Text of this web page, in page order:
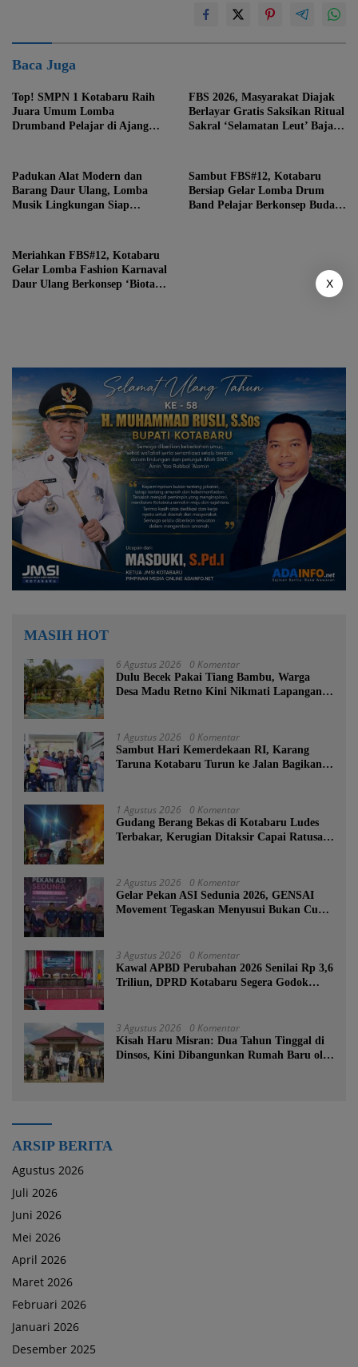
Baca Juga
Top! SMPN 1 Kotabaru Raih
Juara Umum Lomba
Drumband Pelajar di Ajang
FBS 2026, Masyarakat Diajak
Berlayar Gratis Saksikan Ritual
Sakral ‘Selamatan Leut’ Bajau
Padukan Alat Modern dan
Barang Daur Ulang, Lomba
Musik Lingkungan Siap
Sambut FBS#12, Kotabaru
Bersiap Gelar Lomba Drum
Band Pelajar Berkonsep Budaya
Meriahkan FBS#12, Kotabaru
Gelar Lomba Fashion Karnaval
Daur Ulang Berkonsep ‘Biota
MASIH HOT
6 Agustus 2026 0 Komentar
Dulu Becek Pakai Tiang Bambu, Warga
Desa Madu Retno Kini Nikmati Lapangan
1 Agustus 2026 0 Komentar
Sambut Hari Kemerdekaan RI, Karang
Taruna Kotabaru Turun ke Jalan Bagikan
1 Agustus 2026 0 Komentar
Gudang Berang Bekas di Kotabaru Ludes
Terbakar, Kerugian Ditaksir Capai Ratusan
2 Agustus 2026 0 Komentar
Gelar Pekan ASI Sedunia 2026, GENSAI
Movement Tegaskan Menyusui Bukan Cuma
3 Agustus 2026 0 Komentar
Kawal APBD Perubahan 2026 Senilai Rp 3,6
Triliun, DPRD Kotabaru Segera Godok
3 Agustus 2026 0 Komentar
Kisah Haru Misran: Dua Tahun Tinggal di
Dinsos, Kini Dibangunkan Rumah Baru oleh
ARSIP BERITA
Agustus 2026
Juli 2026
Juni 2026
Mei 2026
April 2026
Maret 2026
Februari 2026
Januari 2026
Desember 2025
X